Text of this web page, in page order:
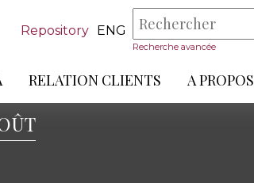
Repository ENG
Recherche avancée
RELATION CLIENTS A PROPOS